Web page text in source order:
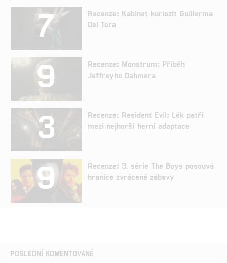
7
Recenze: Kabinet kuriozit Guillerma
Del Tora
9
Recenze: Monstrum: Příběh
Jeffreyho Dahmera
3
Recenze: Resident Evil: Lék patří
mezi nejhorší herní adaptace
9
Recenze: 3. série The Boys posouvá
hranice zvrácené zábavy
POSLEDNÍ KOMENTOVANÉ